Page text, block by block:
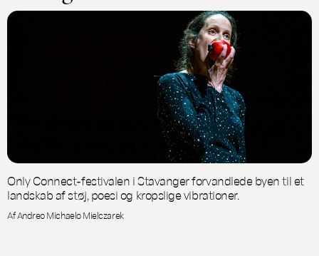
Only Connect-festivalen i Stavanger forvandlede byen til et
landskab af støj, poesi og kropslige vibrationer.
Af Andreo Michaelo Mielczarek